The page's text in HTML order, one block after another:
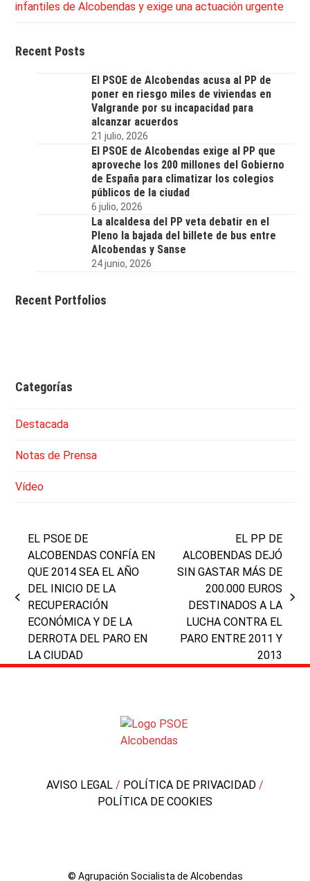
infantiles de Alcobendas y exige una actuación urgente
Recent Posts
El PSOE de Alcobendas acusa al PP de
poner en riesgo miles de viviendas en
Valgrande por su incapacidad para
alcanzar acuerdos
21 julio, 2026
El PSOE de Alcobendas exige al PP que
aproveche los 200 millones del Gobierno
de España para climatizar los colegios
públicos de la ciudad
6 julio, 2026
La alcaldesa del PP veta debatir en el
Pleno la bajada del billete de bus entre
Alcobendas y Sanse
24 junio, 2026
Recent Portfolios
Categorías
Destacada
Notas de Prensa
Vídeo
previous
post:
EL PSOE DE
ALCOBENDAS CONFÍA EN
QUE 2014 SEA EL AÑO
DEL INICIO DE LA
RECUPERACIÓN
ECONÓMICA Y DE LA
DERROTA DEL PARO EN
LA CIUDAD
next
post:
EL PP DE
ALCOBENDAS DEJÓ
SIN GASTAR MÁS DE
200.000 EUROS
DESTINADOS A LA
LUCHA CONTRA EL
PARO ENTRE 2011 Y
2013
AVISO LEGAL / POLÍTICA DE PRIVACIDAD /
POLÍTICA DE COOKIES
© Agrupación Socialista de Alcobendas